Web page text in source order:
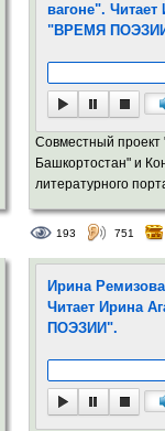
вагоне".
"ВРЕМЯ
Совместный проект
Башкортостан" и
литературного
193 751
Ирина
Читает Ирина
ПОЭЗИИ".